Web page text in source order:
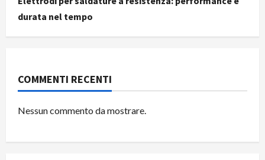
durata nel tempo
COMMENTI RECENTI
Nessun commento da mostrare.